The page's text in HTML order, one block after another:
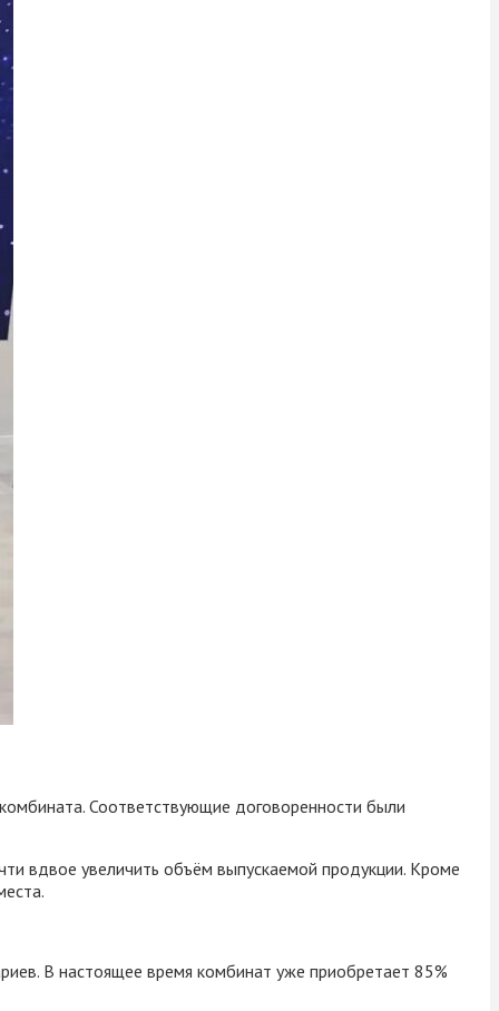
Соответствующие договоренности были
вдвое увеличить объём выпускаемой продукции. Кроме
В настоящее время комбинат уже приобретает 85%